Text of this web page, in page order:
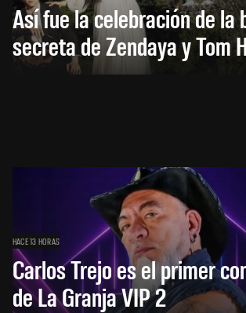
Así fue la celebración de la
secreta de Zendaya y Tom
HACE 13 HORAS
Carlos Trejo es el primer
de La Granja VIP 2